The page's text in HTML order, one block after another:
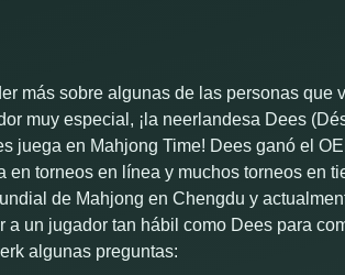
más sobre algunas de las personas que
muy especial, ¡la neerlandesa Dees
juega en Mahjong Time! Dees ganó el
torneos en línea y muchos torneos en
de Mahjong en Chengdu y
un jugador tan hábil como Dees para
algunas preguntas: